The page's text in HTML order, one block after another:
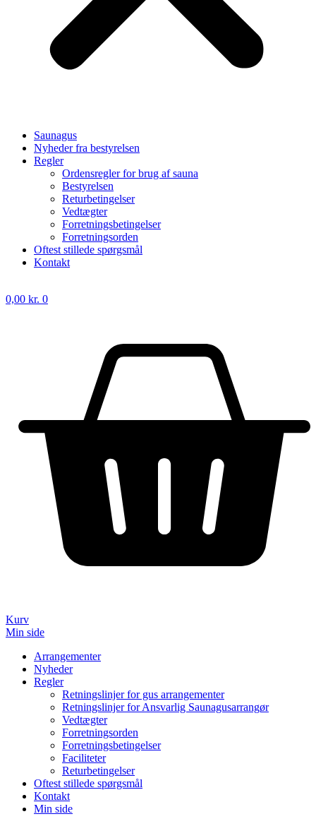
Saunagus
Nyheder fra bestyrelsen
Regler
Ordensregler for brug af sauna
Bestyrelsen
Returbetingelser
Vedtægter
Forretningsbetingelser
Forretningsorden
Oftest stillede spørgsmål
Kontakt
0,00 kr. 0
Kurv
Min side
Arrangementer
Nyheder
Regler
Retningslinjer for gus arrangementer
Retningslinjer for Ansvarlig Saunagusarrangør
Vedtægter
Forretningsorden
Forretningsbetingelser
Faciliteter
Returbetingelser
Oftest stillede spørgsmål
Kontakt
Min side